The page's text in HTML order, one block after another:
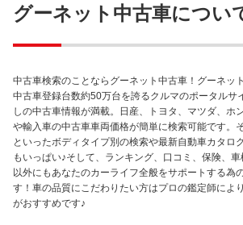
グーネット中古車につい
中古車検索のことならグーネット中古車！グーネッ
中古車登録台数約50万台を誇るクルマのポータルサ
しの中古車情報が満載。日産、トヨタ、マツダ、ホ
や輸入車の中古車車両価格が簡単に検索可能です。
といったボディタイプ別の検索や最新自動車カタロ
もいっぱい♪そして、ランキング、口コミ、保険、
以外にもあなたのカーライフ全般をサポートする為
す！車の品質にこだわりたい方はプロの鑑定師によ
がおすすめです♪